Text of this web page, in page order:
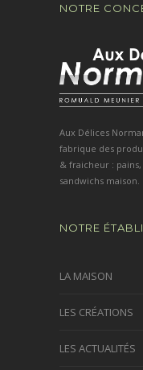
NOTRE
Aux Délices
fabrique des
& fraicheur :
sandwichs maison.
NOTRE
LA MAISON
LES CRÉATIONS
LES ACTUALITÉS